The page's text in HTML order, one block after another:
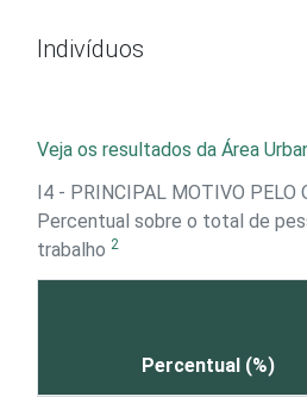
Indivíduos
Veja os resultados da Área
I4 - PRINCIPAL MOTIVO PELO
Percentual sobre o total de
trabalho 2
Percentual (%)